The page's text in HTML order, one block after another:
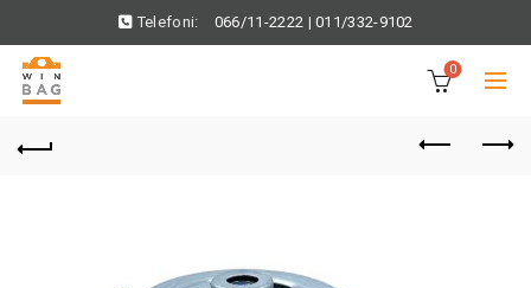
Telefoni: 066/11-2222 |011/332-9102
0